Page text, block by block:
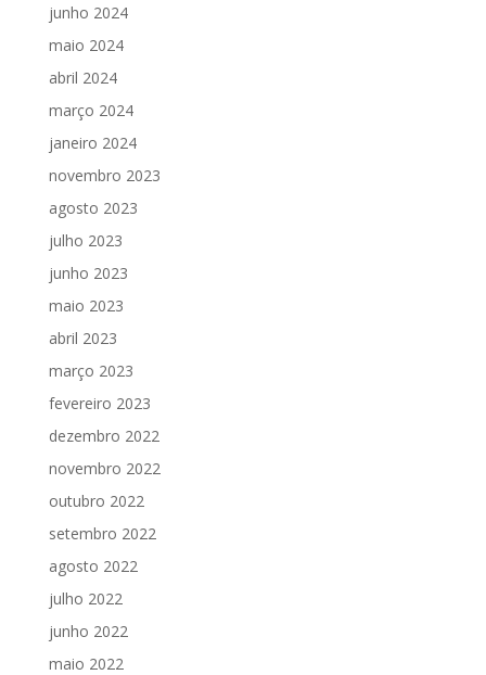
junho 2024
maio 2024
abril 2024
março 2024
janeiro 2024
novembro 2023
agosto 2023
julho 2023
junho 2023
maio 2023
abril 2023
março 2023
fevereiro 2023
dezembro 2022
novembro 2022
outubro 2022
setembro 2022
agosto 2022
julho 2022
junho 2022
maio 2022